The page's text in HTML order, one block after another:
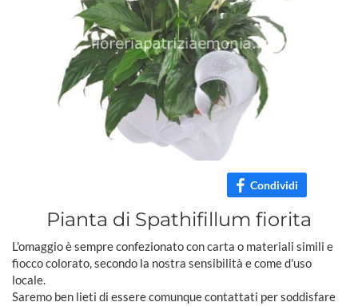
Condividi
Pianta di Spathifillum fiorita
L'omaggio è sempre confezionato con carta o materiali simili e
fiocco colorato, secondo la nostra sensibilità e come d'uso
locale.
Saremo ben lieti di essere comunque contattati per soddisfare